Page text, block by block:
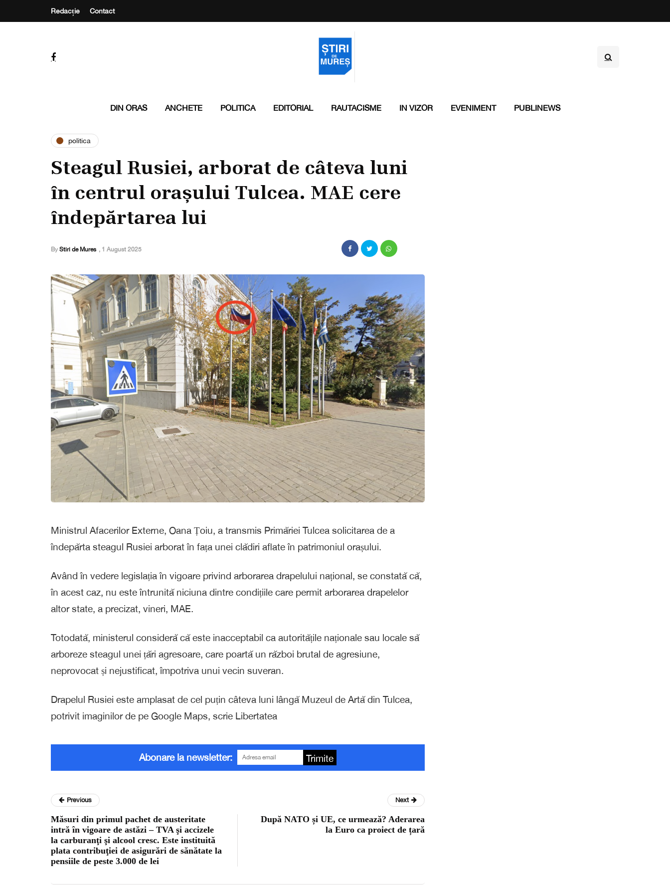
Redacție Contact
DIN ORAS ANCHETE POLITICA EDITORIAL RAUTACISME IN VIZOR EVENIMENT PUBLINEWS
politica
Steagul Rusiei, arborat de câteva luni
în centrul orașului Tulcea. MAE cere
îndepărtarea lui
By Stiri de Mures , 1 August 2025
Ministrul Afacerilor Externe, Oana Țoiu, a transmis Primăriei Tulcea solicitarea de a
îndepărta steagul Rusiei arborat în fața unei clădiri aflate în patrimoniul orașului.
Având în vedere legislația în vigoare privind arborarea drapelului național, se constată că,
în acest caz, nu este întrunită niciuna dintre condițiile care permit arborarea drapelelor
altor state, a precizat, vineri, MAE.
Totodată, ministerul consideră că este inacceptabil ca autoritățile naționale sau locale să
arboreze steagul unei țări agresoare, care poartă un război brutal de agresiune,
neprovocat și nejustificat, împotriva unui vecin suveran.
Drapelul Rusiei este amplasat de cel puțin câteva luni lângă Muzeul de Artă din Tulcea,
potrivit imaginilor de pe Google Maps, scrie Libertatea
Abonare la newsletter: Trimite
Previous
Măsuri din primul pachet de austeritate
intră în vigoare de astăzi – TVA şi accizele
la carburanţi şi alcool cresc. Este instituită
plata contribuţiei de asigurări de sănătate la
pensiile de peste 3.000 de lei
Next
După NATO și UE, ce urmează? Aderarea
la Euro ca proiect de țară